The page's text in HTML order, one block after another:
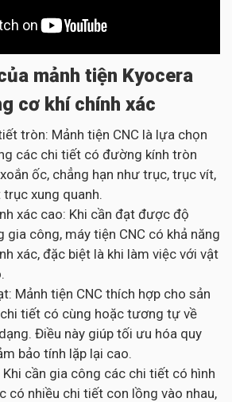
mảnh tiện Kyocera
cơ khí chính xác
tròn: Mảnh tiện CNC là lựa chọn
các chi tiết có đường kính tròn
ốc, chẳng hạn như trục, trục vít,
xung quanh.
xác cao: Khi cần đạt được độ
gia công, máy tiện CNC có khả năng
xác, đặc biệt là khi làm việc với vật
Mảnh tiện CNC thích hợp cho sản
tiết có cùng hoặc tương tự về
Điều này giúp tối ưu hóa quy
bảo tính lặp lại cao.
cần gia công các chi tiết có hình
có nhiều chi tiết con lồng vào nhau,